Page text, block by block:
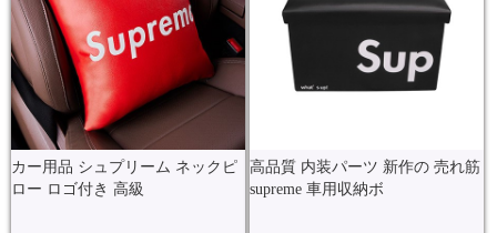
カー用品 シュプリーム ネックピ
ロー ロゴ付き 高級
高品質 内装パーツ 新作の 売れ筋
supreme 車用収納ボ